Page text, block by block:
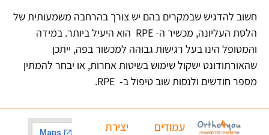
חשוב להדגיש שבמקרים בהם יש צורך בהרחבה משמעותית של
הלסת העליונה, מכשיר ה- RPE הוא היעיל ביותר. במידה
והמטופל הינו בעל רגישות גבוהה למכשור בפה, ייתכן
שהאורתודונט ישקול שימוש בשיטות אחרות, או יבחר להמתין
מספר חודשים ולנסות שוב טיפול ב- RPE.
עמודים
יצירת